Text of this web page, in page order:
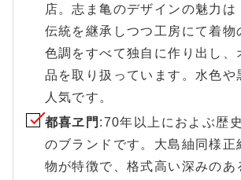
店。志ま亀のデザインの魅力は
伝統を継承しつつ工房にて着物
色調をすべて独自に作り出し、
品を取り扱っています。水色や
人気です。
都喜ヱ門 :70年以上におよぶ歴
のブランドです。大島紬同様
物が特徴で、格式高い深みのあ